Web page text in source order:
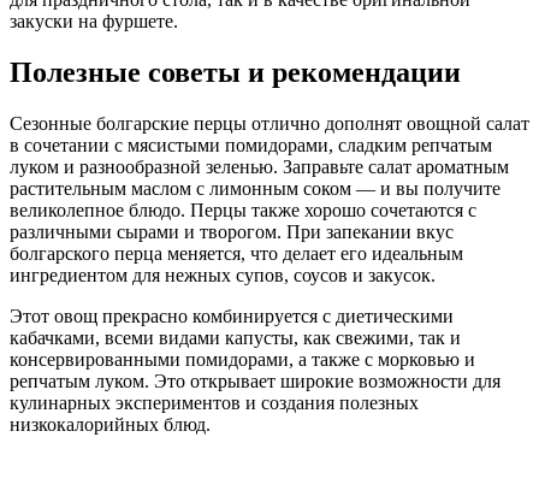
закуски на фуршете.
Полезные советы и рекомендации
Сезонные болгарские перцы отлично дополнят овощной салат
в сочетании с мясистыми помидорами, сладким репчатым
луком и разнообразной зеленью. Заправьте салат ароматным
растительным маслом с лимонным соком — и вы получите
великолепное блюдо. Перцы также хорошо сочетаются с
различными сырами и творогом. При запекании вкус
болгарского перца меняется, что делает его идеальным
ингредиентом для нежных супов, соусов и закусок.
Этот овощ прекрасно комбинируется с диетическими
кабачками, всеми видами капусты, как свежими, так и
консервированными помидорами, а также с морковью и
репчатым луком. Это открывает широкие возможности для
кулинарных экспериментов и создания полезных
низкокалорийных блюд.